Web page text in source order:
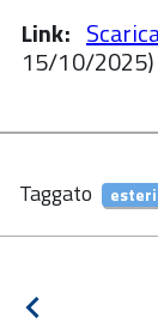
Link:
15/10/2025)
Taggato esteri
Navigazione
articoli
Notizia